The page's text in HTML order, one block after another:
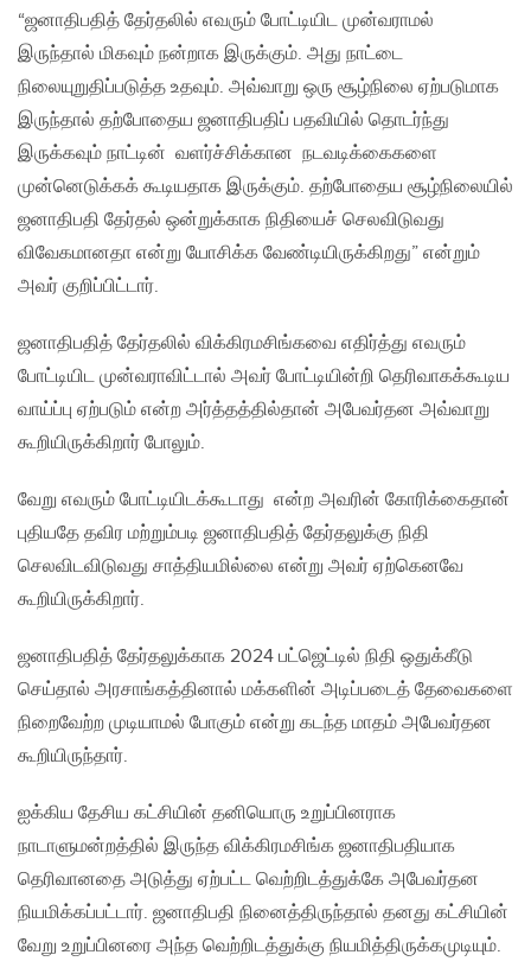
“ஜனாதிபதித் தேர்தலில் எவரும் போட்டியிட முன்வராமல்
இருந்தால் மிகவும் நன்றாக இருக்கும். அது நாட்டை
நிலையுறுதிப்படுத்த உதவும். அவ்வாறு ஒரு சூழ்நிலை ஏற்படுமாக
இருந்தால் தற்போதைய ஜனாதிபதிப் பதவியில் தொடர்ந்து
இருக்கவும் நாட்டின் வளர்ச்சிக்கான நடவடிக்கைகளை
முன்னெடுக்கக் கூடியதாக இருக்கும். தற்போதைய சூழ்நிலையில்
ஜனாதிபதி தேர்தல் ஒன்றுக்காக நிதியைச் செலவிடுவது
விவேகமானதா என்று யோசிக்க வேண்டியிருக்கிறது” என்றும்
அவர் குறிப்பிட்டார்.
ஜனாதிபதித் தேர்தலில் விக்கிரமசிங்கவை எதிர்த்து எவரும்
போட்டியிட முன்வராவிட்டால் அவர் போட்டியின்றி தெரிவாகக்கூடிய
வாய்ப்பு ஏற்படும் என்ற அர்த்தத்தில்தான் அபேவர்தன அவ்வாறு
கூறியிருக்கிறார் போலும்.
வேறு எவரும் போட்டியிடக்கூடாது என்ற அவரின் கோரிக்கைதான்
புதியதே தவிர மற்றும்படி ஜனாதிபதித் தேர்தலுக்கு நிதி
செலவிடவிடுவது சாத்தியமில்லை என்று அவர் ஏற்கெனவே
கூறியிருக்கிறார்.
ஜனாதிபதித் தேர்தலுக்காக 2024 பட்ஜெட்டில் நிதி ஒதுக்கீடு
செய்தால் அரசாங்கத்தினால் மக்களின் அடிப்படைத் தேவைகளை
நிறைவேற்ற முடியாமல் போகும் என்று கடந்த மாதம் அபேவர்தன
கூறியிருந்தார்.
ஐக்கிய தேசிய கட்சியின் தனியொரு உறுப்பினராக
நாடாளுமன்றத்தில் இருந்த விக்கிரமசிங்க ஜனாதிபதியாக
தெரிவானதை அடுத்து ஏற்பட்ட வெற்றிடத்துக்கே அபேவர்தன
நியமிக்கப்பட்டார். ஜனாதிபதி நினைத்திருந்தால் தனது கட்சியின்
வேறு உறுப்பினரை அந்த வெற்றிடத்துக்கு நியமித்திருக்கமுடியும்.